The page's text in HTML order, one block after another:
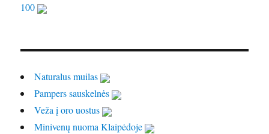
100
Naturalus muilas
Pampers sauskelnės
Veža į oro uostus
Minivenų nuoma Klaipėdoje